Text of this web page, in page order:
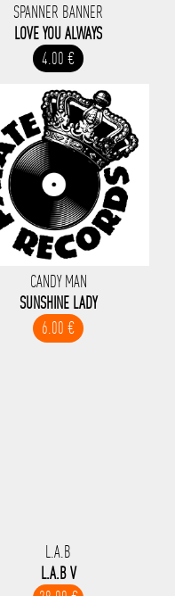
SPANNER BANNER
LOVE YOU ALWAYS
4.00 €
CANDY MAN
SUNSHINE LADY
6.00 €
L.A.B
L.A.B V